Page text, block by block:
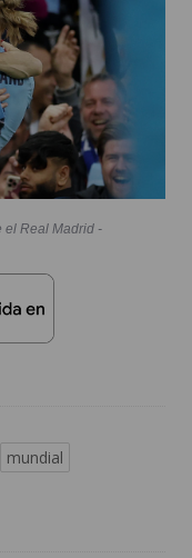
el Real Madrid -
mundial